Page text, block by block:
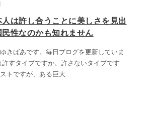
は許し合うことに美しさを見出
性なのかも知れません
きばあです。毎日ブログを更新していま
すタイプですか。許さないタイプです
トですが、ある巨大...